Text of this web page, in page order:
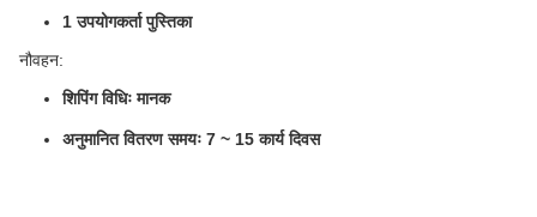
1 उपयोगकर्ता पुस्तिका
नौवहन:
शिपिंग विधिः मानक
अनुमानित वितरण समयः 7 ~ 15 कार्य दिवस